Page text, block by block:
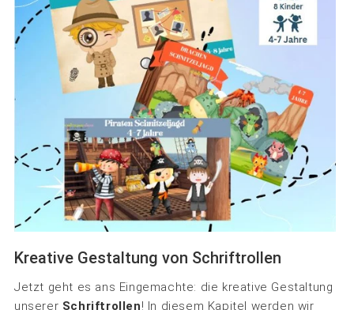
Kreative Gestaltung von Schriftrollen
Jetzt geht es ans Eingemachte: die kreative Gestaltung
unserer Schriftrollen! In diesem Kapitel werden wir